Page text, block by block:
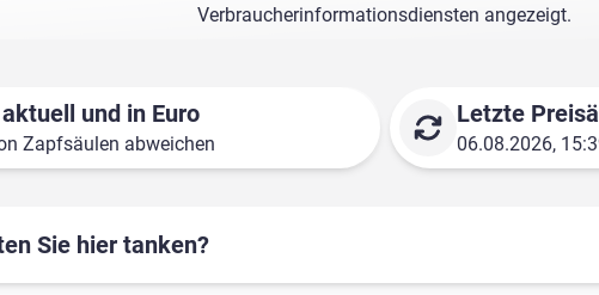
Verbraucherinformationsdiensten angezeigt.
und in Euro
Zapfsäulen abweichen
Letzte
06.08.2026,
Sie hier tanken?